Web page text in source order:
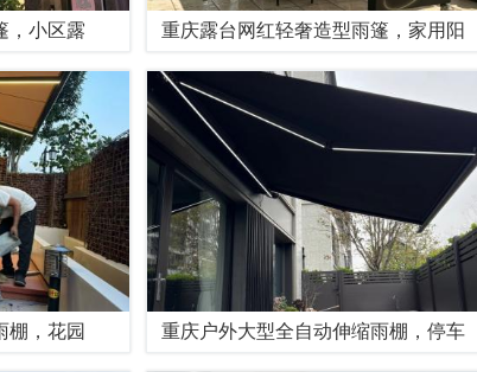
，小区露 重庆露台网红轻奢造型雨篷，家用阳
棚，花园 重庆户外大型全自动伸缩雨棚，停车